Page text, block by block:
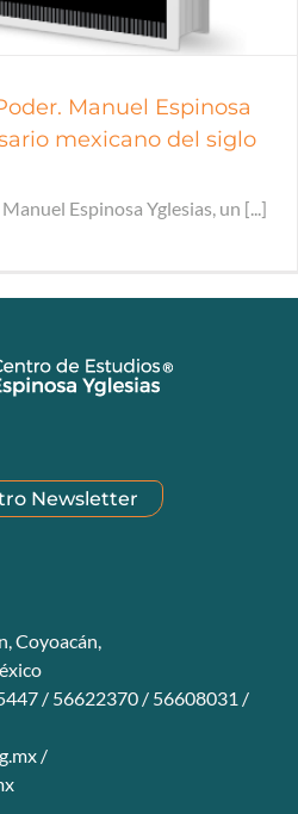
Manuel Espinosa
mexicano del siglo
Espinosa Yglesias, un [...]
Newsletter
Coyoacán,
/ 56622370 / 56608031 /
/